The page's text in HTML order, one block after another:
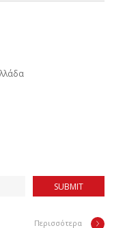
SUBMIT
Περισσότερα